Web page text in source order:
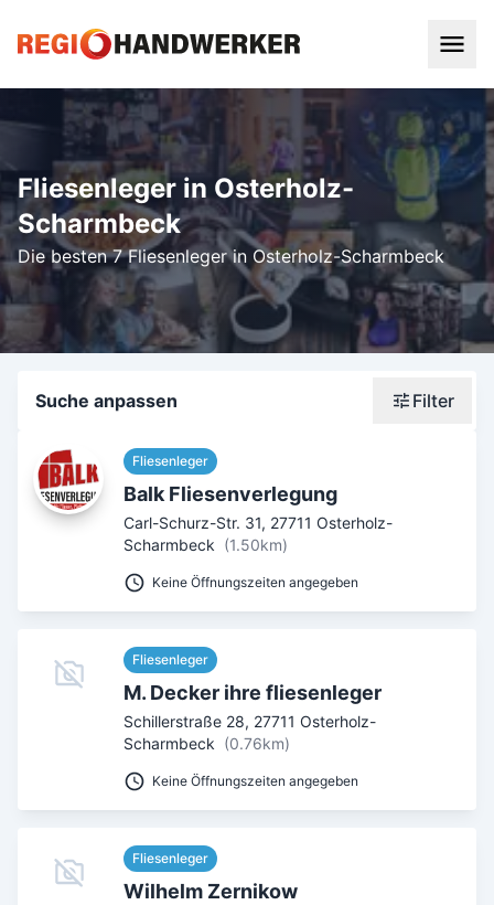
Fliesenleger in Osterholz-
Scharmbeck
Die besten 7 Fliesenleger in Osterholz-Scharmbeck
Suche anpassen Filter
Wonach suchst du?
Stadt oder Postleitzahl
Umkreis in Km
10 15 20 25
Ab Sterne
1 2
SUCHEN
Fliesenleger
Balk Fliesenverlegung
Carl-Schurz-Str. 31, 27711 Osterholz-
Scharmbeck (1.50km)
Keine Öffnungszeiten angegeben
Fliesenleger
M. Decker ihre fliesenleger
Schillerstraße 28, 27711 Osterholz-
Scharmbeck (0.76km)
Keine Öffnungszeiten angegeben
Fliesenleger
Wilhelm Zernikow